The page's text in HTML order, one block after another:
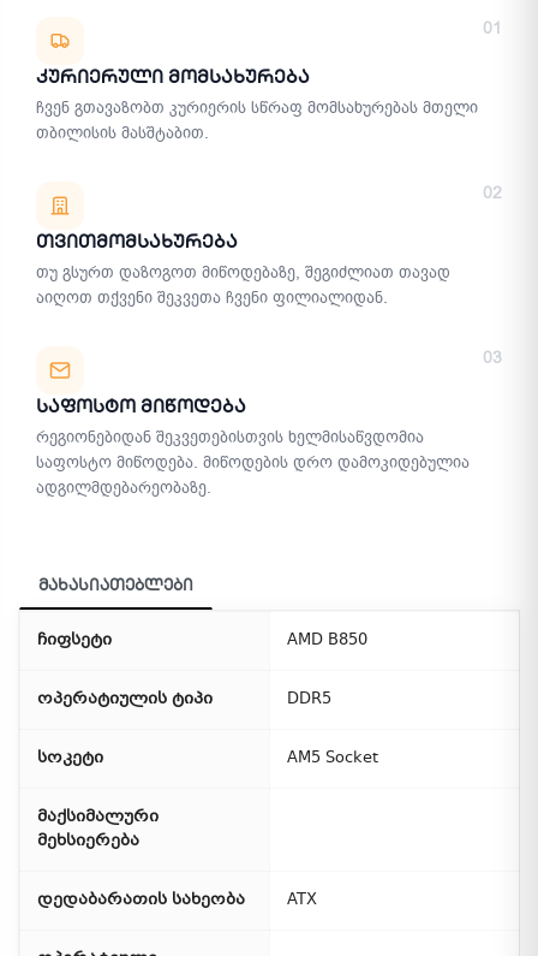
01
Კურიერული Მომსახურება
ჩვენ გთავაზობთ კურიერის სწრაფ მომსახურებას მთელი
თბილისის მასშტაბით.
02
Თვითმომსახურება
თუ გსურთ დაზოგოთ მიწოდებაზე, შეგიძლიათ თავად
აიღოთ თქვენი შეკვეთა ჩვენი ფილიალიდან.
03
Საფოსტო Მიწოდება
რეგიონებიდან შეკვეთებისთვის ხელმისაწვდომია
საფოსტო მიწოდება. მიწოდების დრო დამოკიდებულია
ადგილმდებარეობაზე.
მახასიათებლები
ჩიფსეტი AMD B850
ოპერატიულის ტიპი DDR5
სოკეტი AM5 Socket
მაქსიმალური
მეხსიერება
დედაბარათის სახეობა ATX